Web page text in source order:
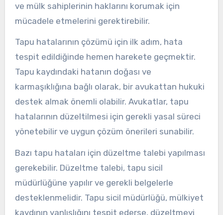
ve mülk sahiplerinin haklarını korumak için
mücadele etmelerini gerektirebilir.
Tapu hatalarının çözümü için ilk adım, hata
tespit edildiğinde hemen harekete geçmektir.
Tapu kaydındaki hatanın doğası ve
karmaşıklığına bağlı olarak, bir avukattan hukuki
destek almak önemli olabilir. Avukatlar, tapu
hatalarının düzeltilmesi için gerekli yasal süreci
yönetebilir ve uygun çözüm önerileri sunabilir.
Bazı tapu hataları için düzeltme talebi yapılması
gerekebilir. Düzeltme talebi, tapu sicil
müdürlüğüne yapılır ve gerekli belgelerle
desteklenmelidir. Tapu sicil müdürlüğü, mülkiyet
kaydının yanlışlığını tespit ederse, düzeltmeyi